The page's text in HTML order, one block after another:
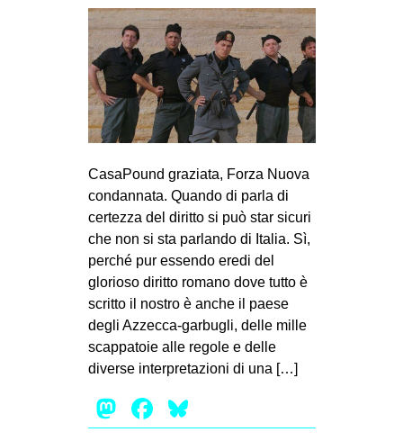
DEGENERAZIONE
GAZA FREESTYLE
CSOA LAMBRETTA
MSM
STUDENTI TSUNAMI
MILANO
MOBILITAZIONI
SPAZI
SPORT POPOLARE
MOVIMENTI
AMBIENTE
DIRITTO ALL’ABITARE
CasaPound graziata, Forza Nuova
condannata. Quando di parla di
certezza del diritto si può star sicuri
che non si sta parlando di Italia. Sì,
perché pur essendo eredi del
glorioso diritto romano dove tutto è
scritto il nostro è anche il paese
degli Azzecca-garbugli, delle mille
scappatoie alle regole e delle
diverse interpretazioni di una […]
Mastodon
Facebook